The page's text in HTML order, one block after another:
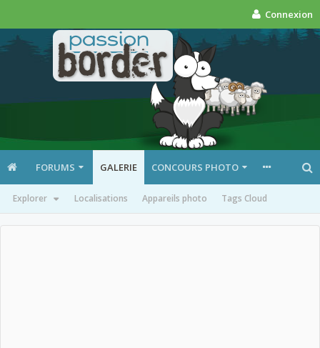
Connexion
FORUMS GALERIE
Explorer Localisations Appareils photo Tags Cloud
CONCOURS PHOTO